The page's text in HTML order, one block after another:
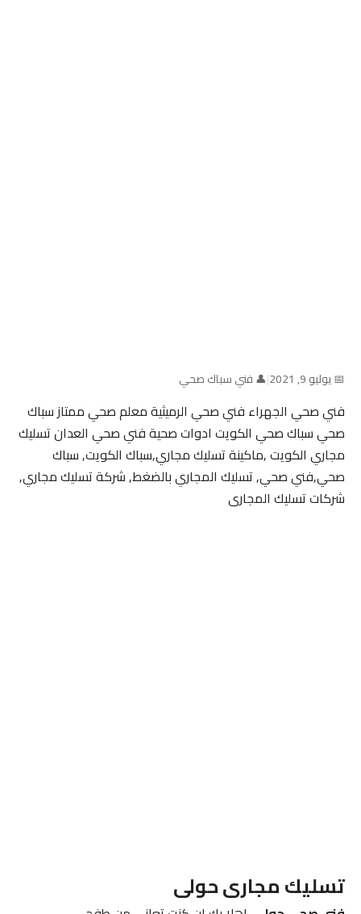
📅 يوليو 9, 2021 |👤 فني سباك صحي
فني صحي الجهراء فني صحي الرميثية معلم صحي ممتاز سباك
صحي سباك صحي الكويت ادوات صحية فني صحي العدان تسليك
مجاري الكويت ,ماكينة تسليك مجاري,سباك الكويت, سباك
صحي,فني صحي, تسليك المجاري بالضغط, شركة تسليك مجاري,
شركات تسليك المجارى
تسليك مجارى حولى